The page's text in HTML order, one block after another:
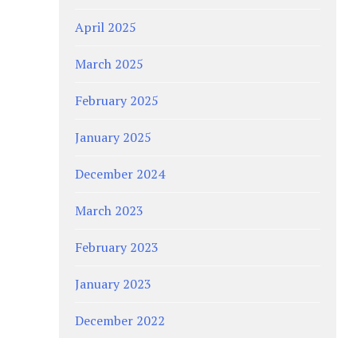
April 2025
March 2025
February 2025
January 2025
December 2024
March 2023
February 2023
January 2023
December 2022